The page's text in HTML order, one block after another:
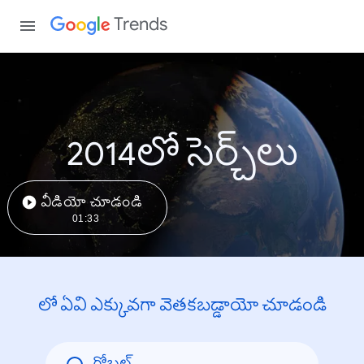
Trends
2014లో సెర్చ్‌లు
వీడియో చూడండి
01:33
లో ఏవి ఎక్కువగా వెతకబడ్డాయో చూడండి